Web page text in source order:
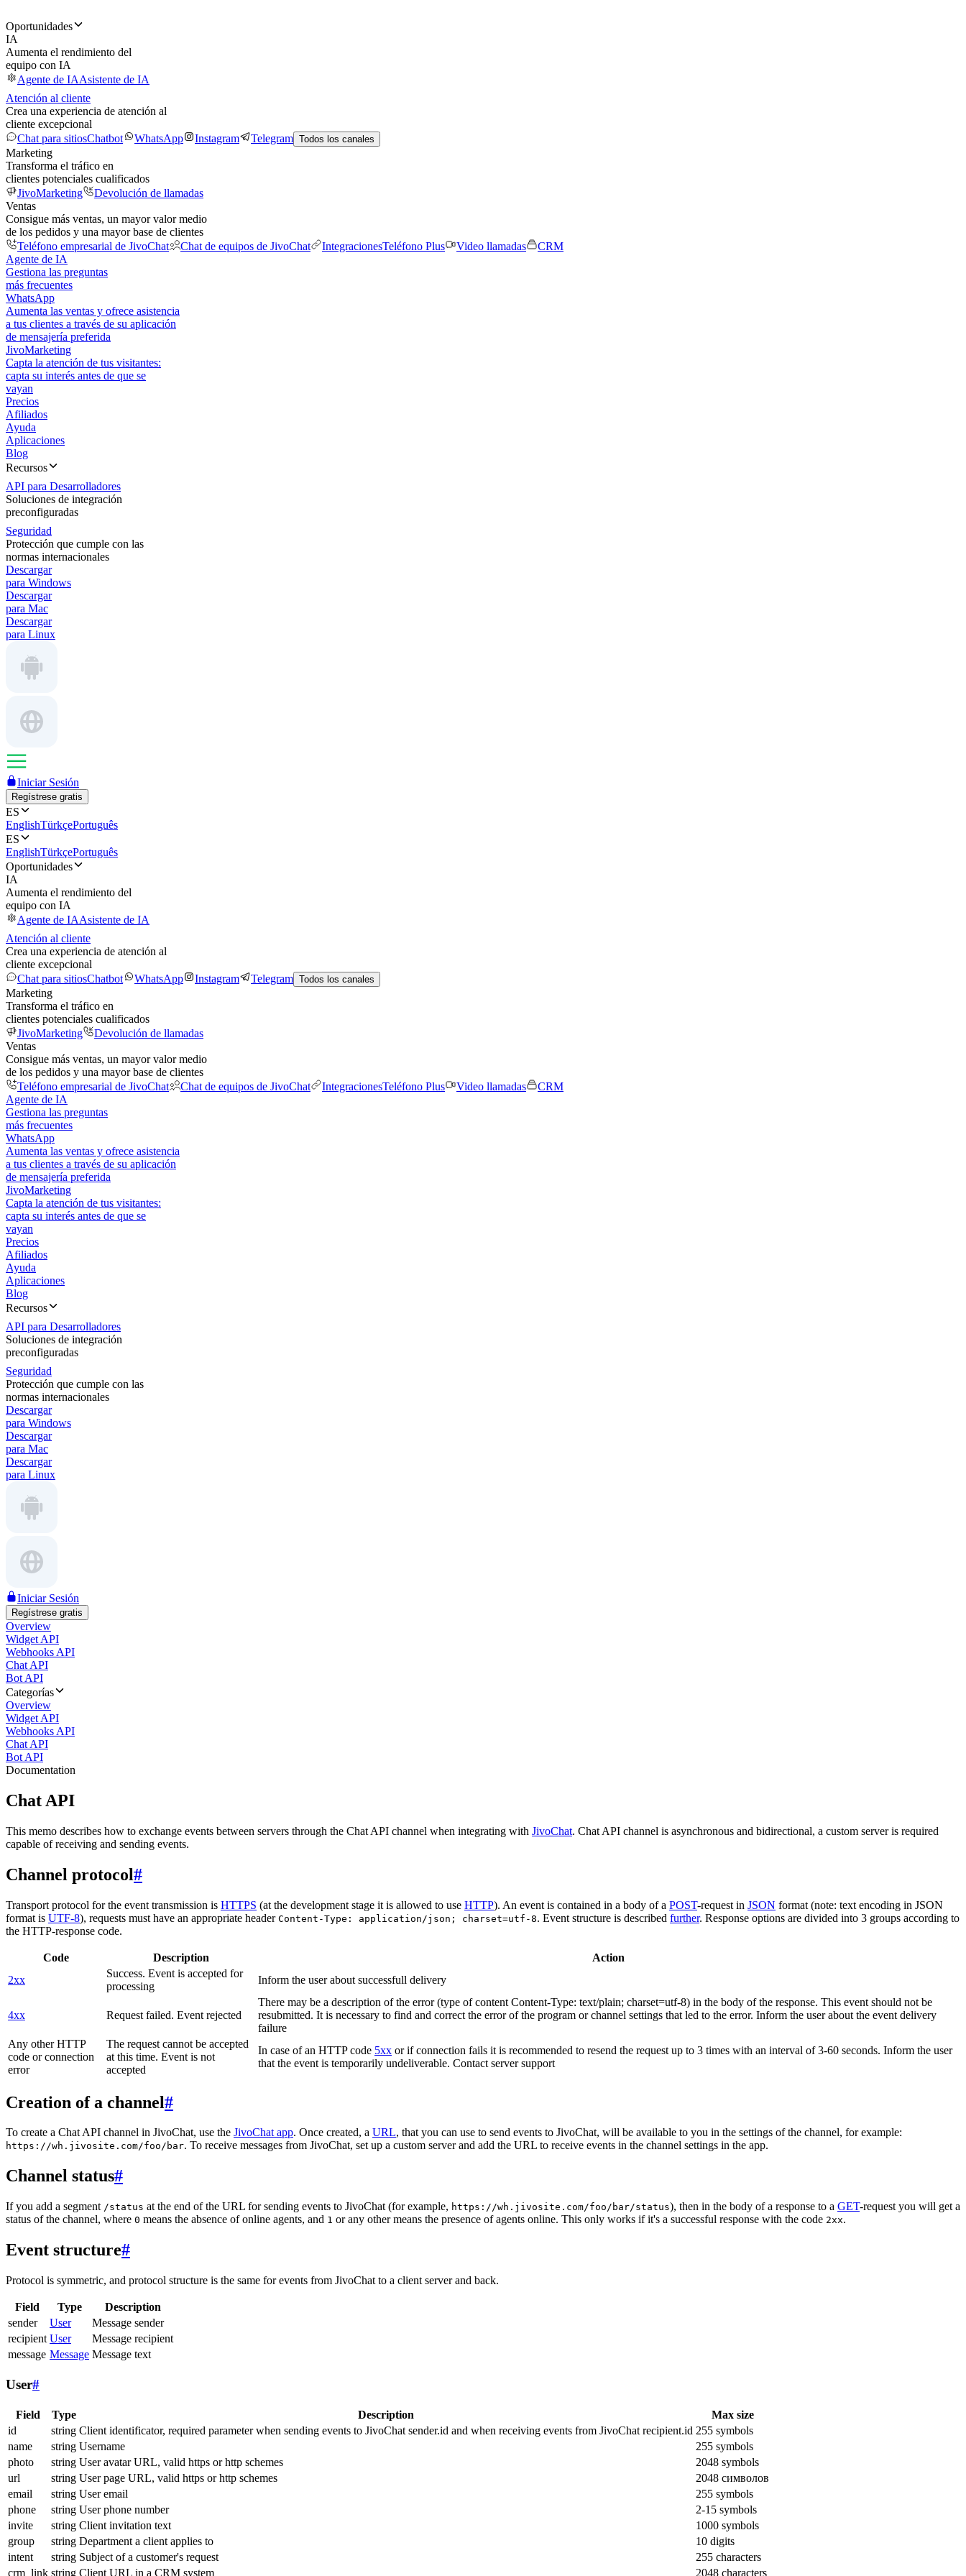
Oportunidades
IA
Aumenta el rendimiento del
equipo con IA
Agente de IAAsistente de IA
Atención al cliente
Crea una experiencia de atención al
cliente excepcional
Chat para sitiosChatbot WhatsApp Instagram Telegram Todos los canales
Marketing
Transforma el tráfico en
clientes potenciales cualificados
JivoMarketing
Devolución de llamadas
Ventas
Consigue más ventas, un mayor valor medio
de los pedidos y una mayor base de clientes
Teléfono empresarial de JivoChat
Chat de equipos de JivoChat IntegracionesTeléfono Plus Video llamadas
CRM
Agente de IA
Gestiona las preguntas
más frecuentes
WhatsApp
Aumenta las ventas y ofrece asistencia
a tus clientes a través de su aplicación
de mensajería preferida
JivoMarketing
Capta la atención de tus visitantes:
capta su interés antes de que se
vayan
Precios
Afiliados
Ayuda
Aplicaciones
Blog
Recursos
API para Desarrolladores
Soluciones de integración
preconfiguradas
Seguridad
Protección que cumple con las
normas internacionales
Descargar
para Windows
Descargar
para Mac
Descargar
para Linux
Iniciar Sesión
Regístrese gratis
ES
EnglishTürkçePortuguês
ES
EnglishTürkçePortuguês
Oportunidades
IA
Aumenta el rendimiento del
equipo con IA
Agente de IAAsistente de IA
Atención al cliente
Crea una experiencia de atención al
cliente excepcional
Chat para sitiosChatbot WhatsApp Instagram Telegram Todos los canales
Marketing
Transforma el tráfico en
clientes potenciales cualificados
JivoMarketing
Devolución de llamadas
Ventas
Consigue más ventas, un mayor valor medio
de los pedidos y una mayor base de clientes
Teléfono empresarial de JivoChat
Chat de equipos de JivoChat IntegracionesTeléfono Plus Video llamadas
CRM
Agente de IA
Gestiona las preguntas
más frecuentes
WhatsApp
Aumenta las ventas y ofrece asistencia
a tus clientes a través de su aplicación
de mensajería preferida
JivoMarketing
Capta la atención de tus visitantes:
capta su interés antes de que se
vayan
Precios
Afiliados
Ayuda
Aplicaciones
Blog
Recursos
API para Desarrolladores
Soluciones de integración
preconfiguradas
Seguridad
Protección que cumple con las
normas internacionales
Descargar
para Windows
Descargar
para Mac
Descargar
para Linux
Iniciar Sesión
Regístrese gratis
Overview
Widget API
Webhooks API
Chat API
Bot API
Categorías
Overview
Widget API
Webhooks API
Chat API
Bot API
Documentation
Chat API
This memo describes how to exchange events between servers through the Chat API channel when integrating with JivoChat. Chat API channel is asynchronous and bidirectional, a custom server is required
capable of receiving and sending events.
Channel protocol#
Transport protocol for the event transmission is HTTPS (at the development stage it is allowed to use HTTP). An event is contained in a body of a POST-request in JSON format (note: text encoding in JSON
format is UTF-8), requests must have an appropriate header Content-Type: application/json; charset=utf-8. Event structure is described further. Response options are divided into 3 groups according to
the HTTP-response code.
Code Description
Action
2xx
Success. Event is accepted for
processing
Inform the user about successfull delivery
4xx Request failed. Event rejected
There may be a description of the error (type of content Content-Type: text/plain; charset=utf-8) in the body of the response. This event should not be
resubmitted. It is necessary to find and correct the error of the program or channel settings that led to the error. Inform the user about the event delivery
failure
Any other HTTP
code or connection
error
The request cannot be accepted
at this time. Event is not
accepted
In case of an HTTP code 5xx or if connection fails it is recommended to resend the request up to 3 times with an interval of 3-60 seconds. Inform the user
that the event is temporarily undeliverable. Contact server support
Creation of a channel#
To create a Chat API channel in JivoChat, use the JivoChat app. Once created, a URL, that you can use to send events to JivoChat, will be available to you in the settings of the channel, for example:
https://wh.jivosite.com/foo/bar. To receive messages from JivoChat, set up a custom server and add the URL to receive events in the channel settings in the app.
Channel status#
If you add a segment /status at the end of the URL for sending events to JivoChat (for example, https://wh.jivosite.com/foo/bar/status), then in the body of a response to a GET-request you will get a
status of the channel, where 0 means the absence of online agents, and 1 or any other means the presence of agents online. This only works if it's a successful response with the code 2xx.
Event structure#
Protocol is symmetric, and protocol structure is the same for events from JivoChat to a client server and back.
Field Type
Description
sender
User
Message sender
recipient User
Message recipient
message Message Message text
User#
Field Type Description
Max size
id
string Client identificator, required parameter when sending events to JivoChat sender.id and when receiving events from JivoChat recipient.id 255 symbols
name
string Username
255 symbols
photo
string User avatar URL, valid https or http schemes
2048 symbols
url
string User page URL, valid https or http schemes
2048 символов
email
string User email
255 symbols
phone
string User phone number
2-15 symbols
invite
string Client invitation text
1000 symbols
group
string Department a client applies to
10 digits
intent
string Subject of a customer's request
255 characters
crm_link string Client URL in a CRM system 2048 characters